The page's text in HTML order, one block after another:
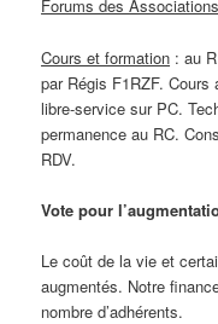
Forums des Associations
Cours et formation : au
par Régis F1RZF.
libre-service sur PC.
permanence au RC.
RDV.
Vote pour
Le coût de la vie et
augmentés. Notre
nombre d’adhérents.